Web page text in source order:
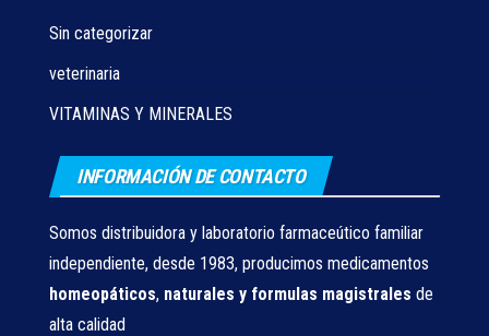
Sin categorizar
veterinaria
VITAMINAS Y MINERALES
INFORMACIÓN DE CONTACTO
Somos distribuidora y laboratorio farmaceútico familiar
independiente, desde 1983, producimos medicamentos
homeopáticos, naturales y formulas magistrales de
alta calidad